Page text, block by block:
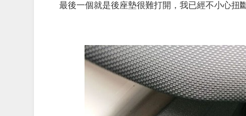
最後一個就是後座墊很難打開，我已經不小心扭